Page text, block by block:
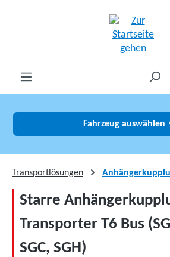
Fahrzeug auswählen
Transportlösungen
Starre
Transporter T6 Bus
SGC, SGH)